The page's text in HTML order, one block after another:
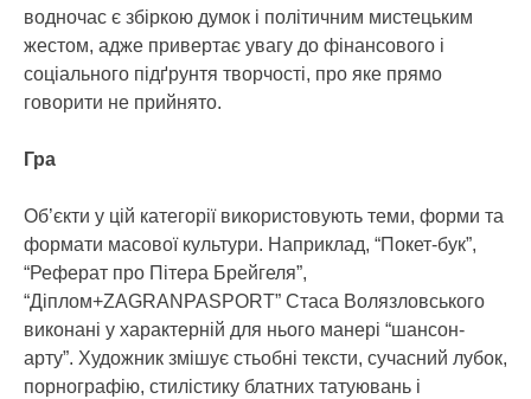
водночас є збіркою думок і політичним мистецьким
жестом, адже привертає увагу до фінансового і
соціального підґрунтя творчості, про яке прямо
говорити не прийнято.
Гра
Об’єкти у цій категорії використовують теми, форми та
формати масової культури. Наприклад, “Покет-бук”,
“Реферат про Пітера Брейгеля”,
“Діплом+ZAGRANPASPORT” Стаса Волязловського
виконані у характерній для нього манері “шансон-
арту”. Художник змішує стьобні тексти, сучасний лубок,
порнографію, стилістику блатних татуювань і